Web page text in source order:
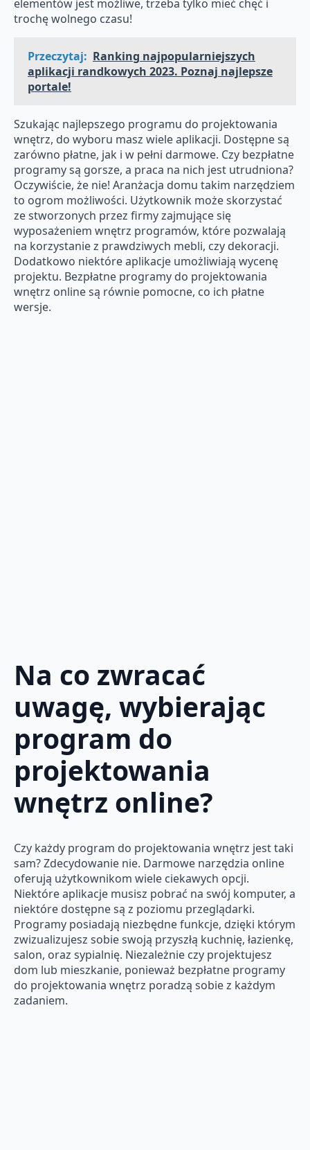
elementów jest możliwe, trzeba tylko mieć chęć i
trochę wolnego czasu!
Przeczytaj: Ranking najpopularniejszych
aplikacji randkowych 2023. Poznaj najlepsze
portale!
Szukając najlepszego programu do projektowania
wnętrz, do wyboru masz wiele aplikacji. Dostępne są
zarówno płatne, jak i w pełni darmowe. Czy bezpłatne
programy są gorsze, a praca na nich jest utrudniona?
Oczywiście, że nie! Aranżacja domu takim narzędziem
to ogrom możliwości. Użytkownik może skorzystać
ze stworzonych przez firmy zajmujące się
wyposażeniem wnętrz programów, które pozwalają
na korzystanie z prawdziwych mebli, czy dekoracji.
Dodatkowo niektóre aplikacje umożliwiają wycenę
projektu. Bezpłatne programy do projektowania
wnętrz online są równie pomocne, co ich płatne
wersje.
Na co zwracać
uwagę, wybierając
program do
projektowania
wnętrz online?
Czy każdy program do projektowania wnętrz jest taki
sam? Zdecydowanie nie. Darmowe narzędzia online
oferują użytkownikom wiele ciekawych opcji.
Niektóre aplikacje musisz pobrać na swój komputer, a
niektóre dostępne są z poziomu przeglądarki.
Programy posiadają niezbędne funkcje, dzięki którym
zwizualizujesz sobie swoją przyszłą kuchnię, łazienkę,
salon, oraz sypialnię. Niezależnie czy projektujesz
dom lub mieszkanie, ponieważ bezpłatne programy
do projektowania wnętrz poradzą sobie z każdym
zadaniem.